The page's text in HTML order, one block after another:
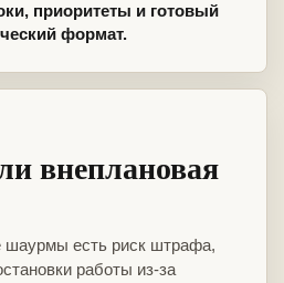
приоритеты и готовый
формат.
внеплановая
шаурмы есть риск штрафа,
работы из-за